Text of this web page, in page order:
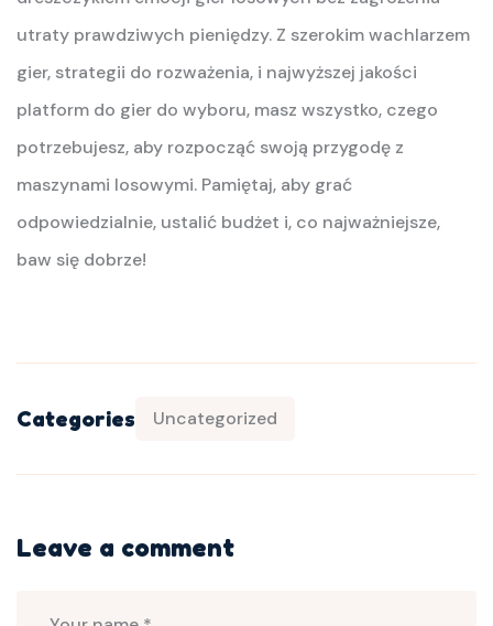
utraty prawdziwych pieniędzy. Z szerokim wachlarzem
gier, strategii do rozważenia, i najwyższej jakości
platform do gier do wyboru, masz wszystko, czego
potrzebujesz, aby rozpocząć swoją przygodę z
maszynami losowymi. Pamiętaj, aby grać
odpowiedzialnie, ustalić budżet i, co najważniejsze,
baw się dobrze!
Categories Uncategorized
Leave a comment